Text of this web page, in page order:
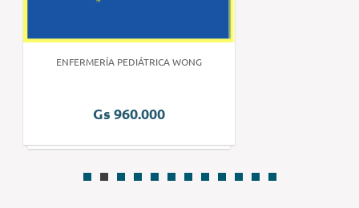
ENFERMERÍA PEDIÁTRICA WONG
Gs 960.000